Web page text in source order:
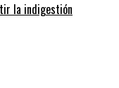
la indigestión